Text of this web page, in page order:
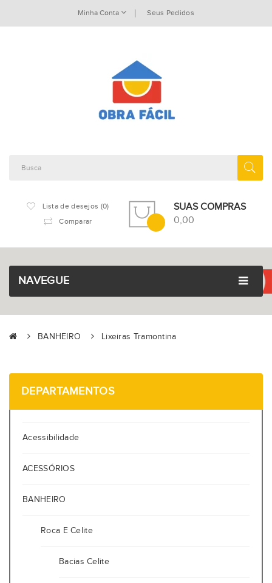
Minha Conta Seus Pedidos
Lista de desejos (0)
Comparar
SUAS COMPRAS
0,00
NAVEGUE
BANHEIRO Lixeiras Tramontina
DEPARTAMENTOS
Acessibilidade
ACESSÓRIOS
BANHEIRO
Roca E Celite
Bacias Celite